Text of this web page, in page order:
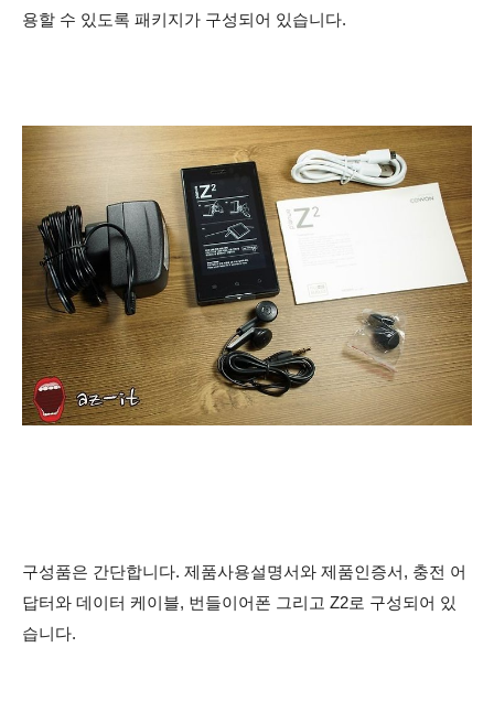
용할 수 있도록 패키지가 구성되어 있습니다.
구성품은 간단합니다. 제품사용설명서와 제품인증서, 충전 어
답터와 데이터 케이블, 번들이어폰 그리고 Z2로 구성되어 있
습니다.